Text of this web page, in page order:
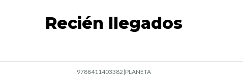
Recién llegados
9788411403382 |PLANETA